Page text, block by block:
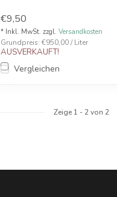
€9,50
* Inkl. MwSt. zzgl. Versandkosten
Grundpreis: €950,00 / Liter
AUSVERKAUFT!
Vergleichen
Zeige 1 - 2von 2